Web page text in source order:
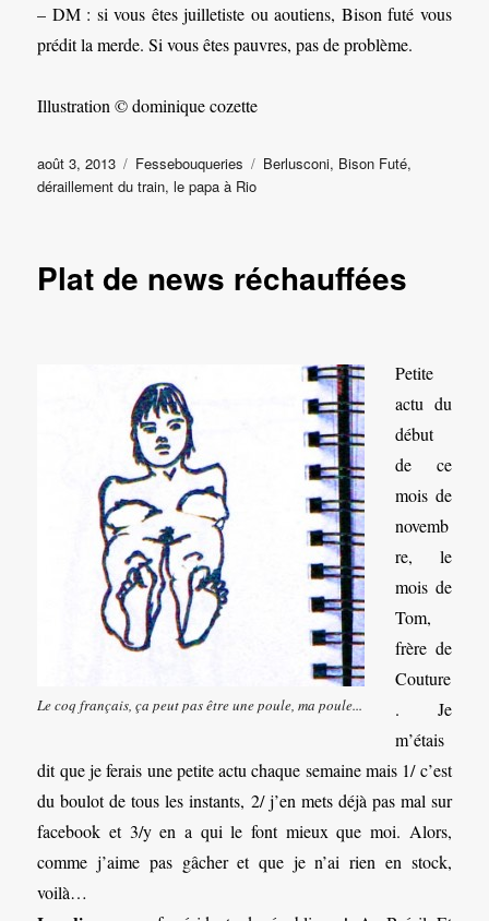
– DM : si vous êtes juilletiste ou aoutiens, Bison futé vous
prédit la merde. Si vous êtes pauvres, pas de problème.
Illustration © dominique cozette
Publié
le
août 3, 2013 Catégories
Fessebouqueries Étiquettes
Berlusconi, Bison Futé,
déraillement du train,le papa à Rio
Plat de news réchauffées
Le coq français, ça peut pas être une poule, ma poule...
Petite
actu du
début
de ce
mois de
novemb
re, le
mois de
Tom,
frère de
Couture
. Je
m’étais
dit que je ferais une petite actu chaque semaine mais 1/ c’est
du boulot de tous les instants, 2/ j’en mets déjà pas mal sur
facebook et 3/y en a qui le font mieux que moi. Alors,
comme j’aime pas gâcher et que je n’ai rien en stock,
voilà…